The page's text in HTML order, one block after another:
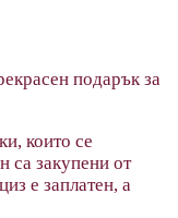
подарък за
които се
са закупени от
е заплатен, а